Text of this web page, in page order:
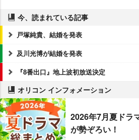
今、読まれている記事
戸塚純貴、結婚を発表
及川光博が結婚を発表
『8番出口』地上波初放送決定
オリコン インフォメーション
2026年7月夏ドラ
が勢ぞろい！